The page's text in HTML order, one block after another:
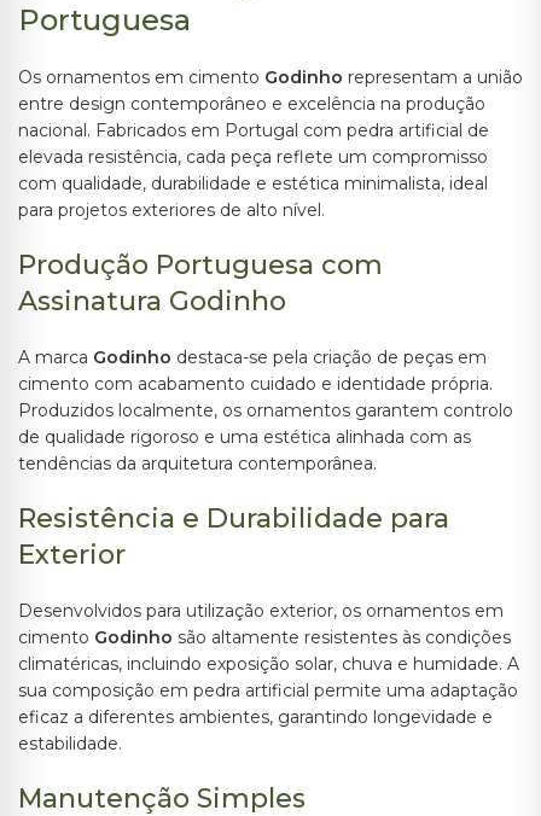
Portuguesa
Os ornamentos em cimento Godinho representam a união
entre design contemporâneo e excelência na produção
nacional. Fabricados em Portugal com pedra artificial de
elevada resistência, cada peça reflete um compromisso
com qualidade, durabilidade e estética minimalista, ideal
para projetos exteriores de alto nível.
Produção Portuguesa com
Assinatura Godinho
A marca Godinho destaca-se pela criação de peças em
cimento com acabamento cuidado e identidade própria.
Produzidos localmente, os ornamentos garantem controlo
de qualidade rigoroso e uma estética alinhada com as
tendências da arquitetura contemporânea.
Resistência e Durabilidade para
Exterior
Desenvolvidos para utilização exterior, os ornamentos em
cimento Godinho são altamente resistentes às condições
climatéricas, incluindo exposição solar, chuva e humidade. A
sua composição em pedra artificial permite uma adaptação
eficaz a diferentes ambientes, garantindo longevidade e
estabilidade.
Manutenção Simples